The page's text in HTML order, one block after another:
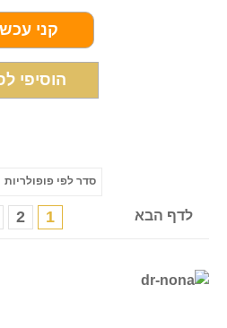
קני
הוסיפי
1
2 לדף הבא